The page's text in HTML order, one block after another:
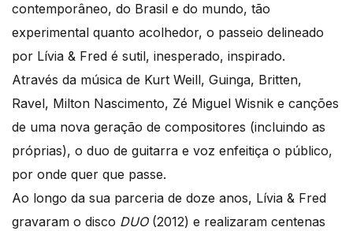
contemporâneo, do Brasil e do mundo, tão
experimental quanto acolhedor, o passeio delineado
por Lívia & Fred é sutil, inesperado, inspirado.
Através da música de Kurt Weill, Guinga, Britten,
Ravel, Milton Nascimento, Zé Miguel Wisnik e canções
de uma nova geração de compositores (incluindo as
próprias), o duo de guitarra e voz enfeitiça o público,
por onde quer que passe.
Ao longo da sua parceria de doze anos, Lívia & Fred
gravaram o disco DUO(2012) e realizaram centenas